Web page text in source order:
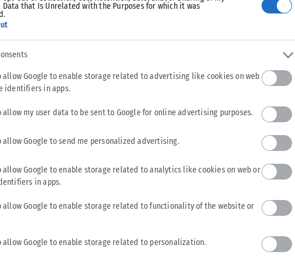
Data that Is Unrelated with the Purposes for which it was
allow Google to enable storage related to advertising like cookies on web
identifiers in apps.
allow my user data to be sent to Google for online advertising purposes.
allow Google to send me personalized advertising.
allow Google to enable storage related to analytics like cookies on web or
in apps.
allow Google to enable storage related to functionality of the website or
allow Google to enable storage related to personalization.
Send
ΑΥΤΟΔΙΟΊΚΗΣΗ
της αυτοπεποίθηση (photo+video)